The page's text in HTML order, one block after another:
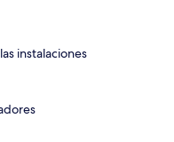
instalaciones